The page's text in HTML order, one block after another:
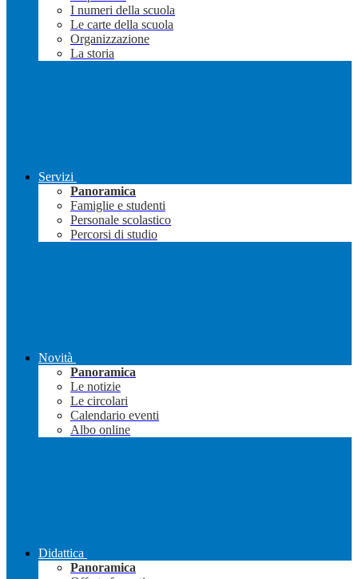
I numeri della scuola
Le carte della scuola
Organizzazione
La storia
Servizi
Panoramica
Famiglie e studenti
Personale scolastico
Percorsi di studio
Novità
Panoramica
Le notizie
Le circolari
Calendario eventi
Albo online
Didattica
Panoramica